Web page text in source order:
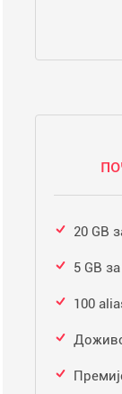
20 GB
5 GB
100